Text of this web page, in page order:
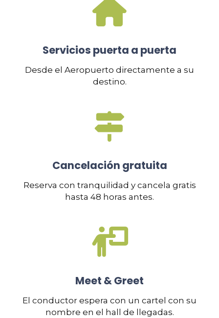
Servicios puerta a puerta
Desde el Aeropuerto directamente a su
destino.
Cancelación gratuita
Reserva con tranquilidad y cancela gratis
hasta 48 horas antes.
Meet & Greet
El conductor espera con un cartel con su
nombre en el hall de llegadas.